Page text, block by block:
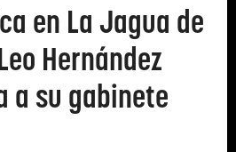
en La Jagua de
Hernández
a su gabinete